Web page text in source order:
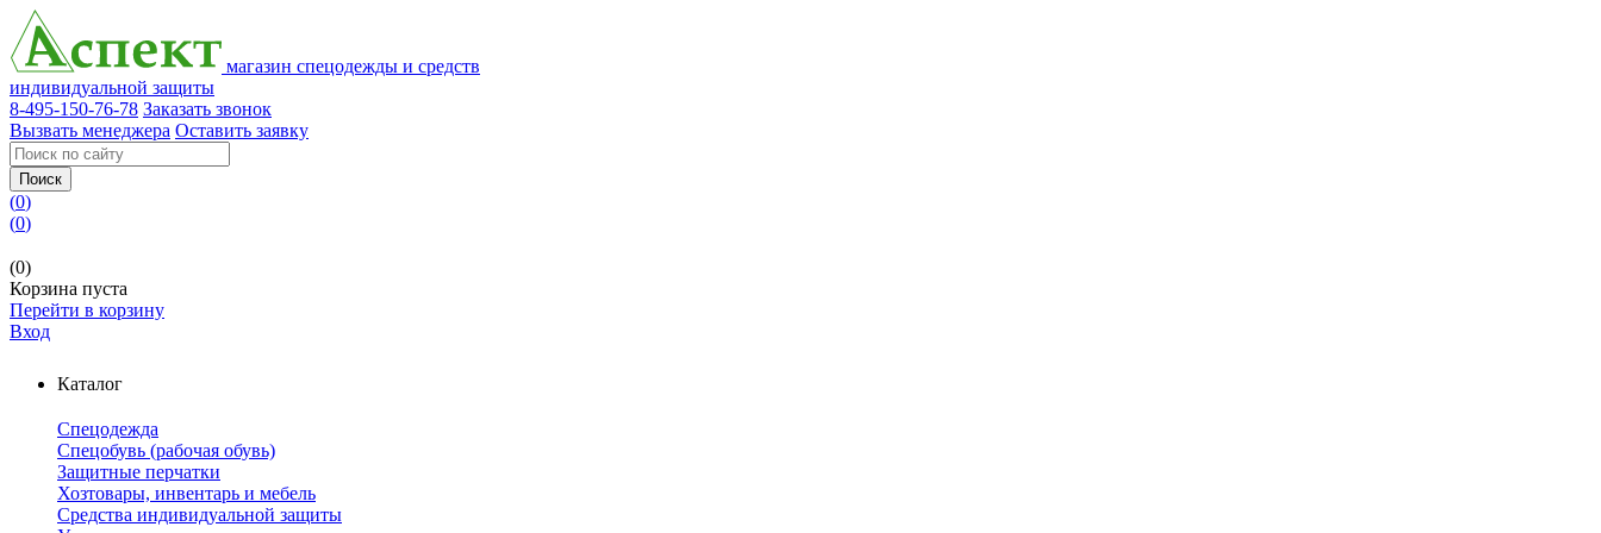
магазин спецодежды и средств
индивидуальной защиты
8-495-150-76-78 Заказать звонок
Вызвать менеджера Оставить заявку
Поиск
(0)
(0)
(0)
Корзина пуста
Перейти в корзину
Вход
Каталог
Спецодежда
Спецобувь (рабочая обувь)
Защитные перчатки
Хозтовары, инвентарь и мебель
Средства индивидуальной защиты